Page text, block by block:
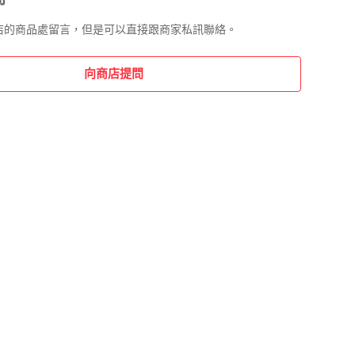
的商品處留言，但是可以直接跟商家私訊聯絡。
向商店提問